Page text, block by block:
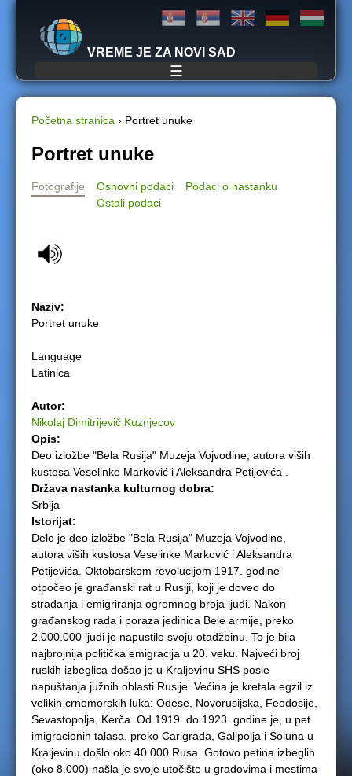
Jump to navigation
VREME JE ZA NOVI SAD
☰
Y
o
e
e
r
e
Početna stranica › Portret unuke
Portret unuke
Fotografije Osnovni podaci
Podaci o nastanku
Ostali podaci
Naziv:
Portret unuke
Language
Latinica
Autor:
Nikolaj Dimitrijevič Kuznjecov
Opis:
Deo izložbe "Bela Rusija" Muzeja Vojvodine, autora viših
kustosa Veselinke Marković i Aleksandra Petijevića .
Država nastanka kulturnog dobra:
Srbija
Istorijat:
Delo je deo izložbe "Bela Rusija" Muzeja Vojvodine,
autora viših kustosa Veselinke Marković i Aleksandra
Petijevića. Oktobarskom revolucijom 1917. godine
otpočeo je građanski rat u Rusiji, koji je doveo do
stradanja i emigriranja ogromnog broja ljudi. Nakon
građanskog rada i poraza jedinica Bele armije, preko
2.000.000 ljudi je napustilo svoju otadžbinu. To je bila
najbrojnija politička emigracija u 20. veku. Najveći broj
ruskih izbeglica došao je u Kraljevinu SHS posle
napuštanja južnih oblasti Rusije. Većina je kretala egzil iz
velikih crnomorskih luka: Odese, Novorusijska, Feodosije,
Sevastopolja, Kerča. Od 1919. do 1923. godine je, u pet
imigracionih talasa, preko Carigrada, Galipolja i Soluna u
Kraljevinu došlo oko 40.000 Rusa. Gotovo petina izbeglih
(oko 8.000) našla je svoje utočište u gradovima i mestima